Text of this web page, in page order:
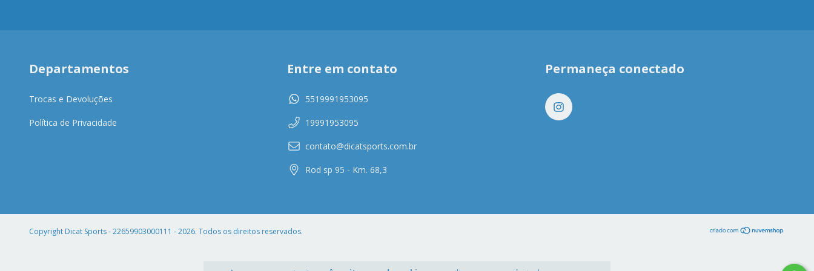
Departamentos
Trocas e Devoluções
Política de Privacidade
Entre em contato
5519991953095
19991953095
contato@dicatsports.com.br
Rod sp 95 - Km. 68,3
Permaneça conectado
Copyright Dicat Sports - 22659903000111 - 2026. Todos os direitos reservados.